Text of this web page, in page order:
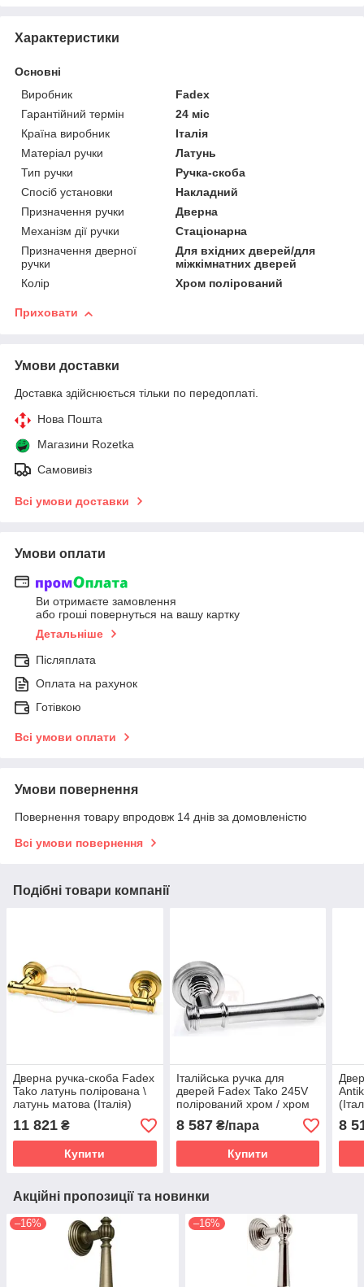
Характеристики
Основні
Виробник
Fadex
Гарантійний термін
24 міс
Країна виробник
Італія
Матеріал ручки
Латунь
Тип ручки
Ручка-скоба
Спосіб установки
Накладний
Призначення ручки
Дверна
Механізм дії ручки
Стаціонарна
Призначення дверної
ручки
Для вхідних дверей/для
міжкімнатних дверей
Колір
Хром полірований
Приховати
Умови доставки
Доставка здійснюється тільки по передоплаті.
Нова Пошта
Магазини Rozetka
Самовивіз
Всі умови доставки
Умови оплати
Ви отримаєте замовлення
або гроші повернуться на вашу картку
Детальніше
Післяплата
Оплата на рахунок
Готівкою
Всі умови оплати
Умови повернення
Повернення товару впродовж 14 днів за домовленістю
Всі умови повернення
Подібні товари компанії
Дверна ручка-скоба Fadex
Tako латунь полірована \
латунь матова (Італія)
11 821 ₴
Купити
Італійська ручка для
дверей Fadex Tako 245V
полірований хром / хром
матовий (Італія)
8 587₴/пара
Купити
8
Акційні пропозиції та новинки
–16% –16%